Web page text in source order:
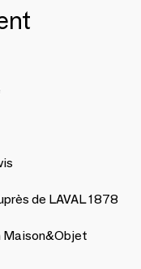
de LAVAL 1878
Maison&Objet